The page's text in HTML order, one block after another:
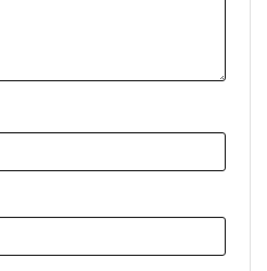
korekcyjne
2385 51